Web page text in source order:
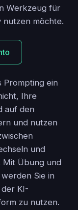
Werkzeug für
nutzen möchte.
Prompting ein
Ihre
auf den
und nutzen
und
Mit Übung und
Sie in
KI-
zu nutzen.